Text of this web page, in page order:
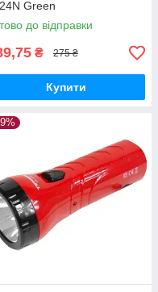
Green
до відправки
₴ 275 ₴
Купити